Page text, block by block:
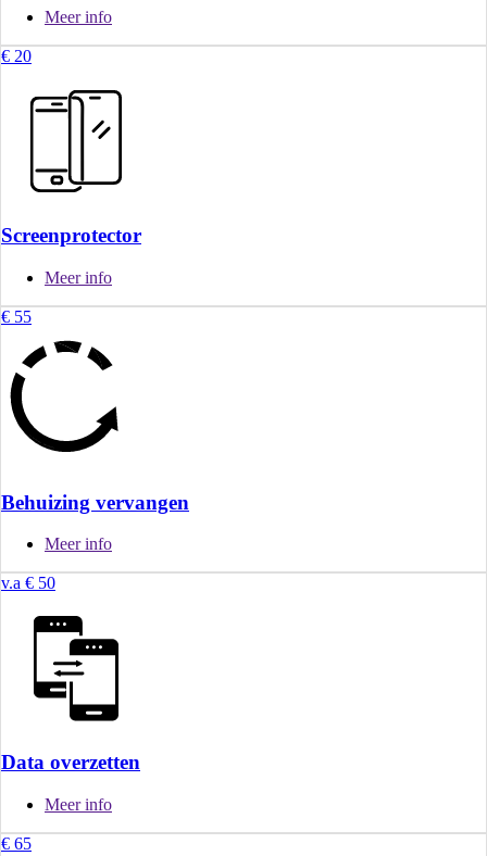
Meer info
€ 20
Screenprotector
Meer info
€ 55
Behuizing vervangen
Meer info
v.a € 50
Data overzetten
Meer info
€ 65